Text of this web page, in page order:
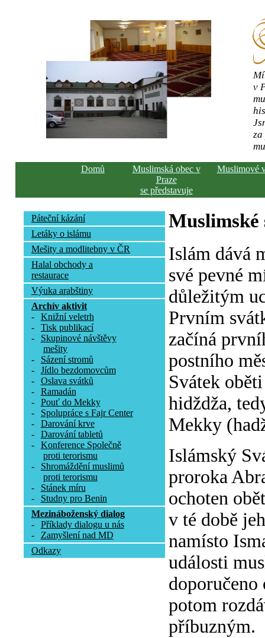
v
Domů
Muslimská obec v
Praze
se představuje
Muslimové
Páteční kázání
Letáky o islámu
Mešity a modlitebny v ČR
Halal obchody a
restaurace
Výuka arabštiny
Archív aktivit
-
Knižní veletrh
-
Tisk publikací
-
Skupinové návštěvy
mešity
-
Sázení stromů
-
Jídlo bezdomovcům
-
Oslava svátků
-
Ramadán
-
Pouť do Mekky
-
Spolupráce s Fajr Center
-
Darování krve
-
Darování tabletů
-
Konference Společně
proti terorismu
-
Shromáždění muslimů
proti terorismu
-
Stánek míru
-
Studny pro Benin
Mezináboženský dialog
-
Příklady dialogu u nás
-
Zamyšlení nad MD
Odkazy
Muslimské
Islám dává
své pevné
důležitým
Prvním
začíná
postního
Svátek
hidždža,
Mekky
Islámský
proroka
ochoten
v té době
namísto
události
doporučeno
potom
příbuzným.